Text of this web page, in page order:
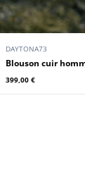
DAYTONA73
Blouson cuir
399,00 €